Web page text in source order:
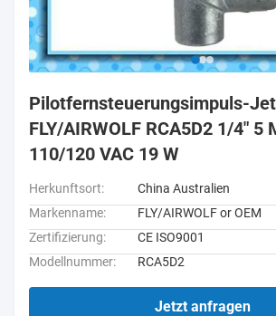
Pilotfernsteuerungsimpuls-
FLY/AIRWOLF RCA5D2 1/4" 5
110/120 VAC 19 W
Herkunftsort:
China Australien
Markenname:
FLY/AIRWOLF or OEM
Zertifizierung:
CE ISO9001
Modellnummer:
RCA5D2
Jetzt anfragen